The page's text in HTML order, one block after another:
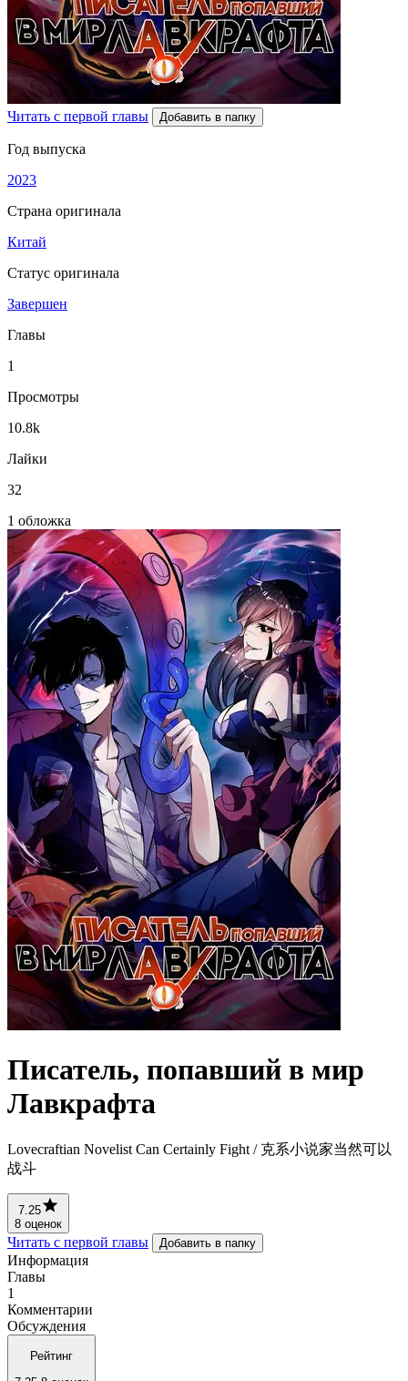
Читать с первой главы Добавить в папку
Год выпуска
2023
Страна оригинала
Китай
Статус оригинала
Завершен
Главы
1
Просмотры
10.8k
Лайки
32
1 обложка
Писатель, попавший в мир
Лавкрафта
Lovecraftian Novelist Can Certainly Fight / 克系小说家当然可以
战斗
7.25
8 оценок
Читать с первой главы Добавить в папку
Информация
Главы
1
Комментарии
Обсуждения
Рейтинг